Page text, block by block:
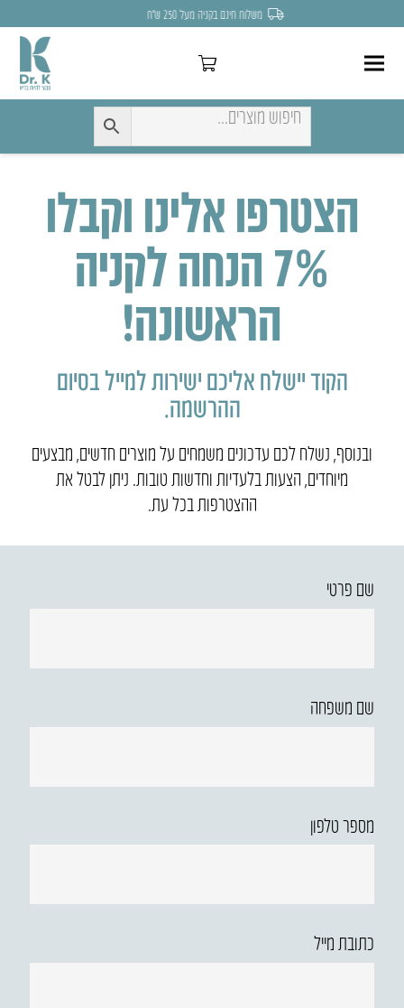
משלוח חינם בקניה מעל 250 ש״ח
הצטרפו אלינו וקבלו
7% הנחה לקניה
הראשונה!
הקוד יישלח אליכם ישירות למייל בסיום
ההרשמה.
ובנוסף, נשלח לכם עדכונים משמחים על מוצרים חדשים, מבצעים
מיוחדים, הצעות בלעדיות וחדשות טובות. ניתן לבטל את
ההצטרפות בכל עת.
שם פרטי
שם משפחה
מספר טלפון
כתובת מייל